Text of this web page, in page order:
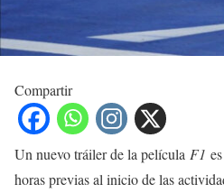
Compartir
Un nuevo tráiler de la película F1
horas previas al inicio de las